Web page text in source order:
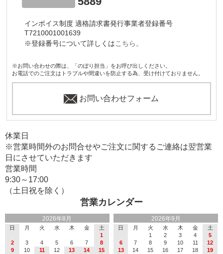
インボイス制度 適格請求書発行事業者登録番号
T7210001001639
※登録番号について詳しくはこちら。
※お問い合わせの際は、「のぼり担当」をお呼び出しください。
お電話でのご注文はトラブルや間違いを防止する為、受け付けておりません。
お問い合わせフォーム
営業カレンダー
2026年8月
日 月 火 水 木 金
土
1
2
3 4 5 6 7
8
9
10 11 12 13 14
15
2026年9月
日 月 火 水 木 金
土
1
2 3 4
5
6
7 8 9 10 11
12
13
14 15 16 17 18
19
休業日
※営業時間外のお問合せやご注文に関するご連絡は翌営業
日にさせていただきます
営業時間
9:30～17:00
（土日祝を除く）